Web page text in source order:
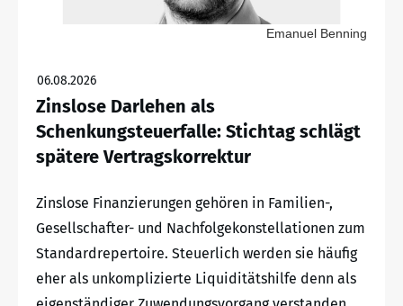
Emanuel Benning
06.08.2026
Zinslose Darlehen als
Schenkungsteuerfalle: Stichtag schlägt
spätere Vertragskorrektur
Zinslose Finanzierungen gehören in Familien-,
Gesellschafter- und Nachfolgekonstellationen zum
Standardrepertoire. Steuerlich werden sie häufig
eher als unkomplizierte Liquiditätshilfe denn als